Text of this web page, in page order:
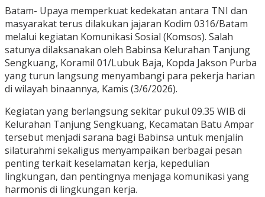
Batam- Upaya memperkuat kedekatan antara TNI dan
masyarakat terus dilakukan jajaran Kodim 0316/Batam
melalui kegiatan Komunikasi Sosial (Komsos). Salah
satunya dilaksanakan oleh Babinsa Kelurahan Tanjung
Sengkuang, Koramil 01/Lubuk Baja, Kopda Jakson Purba
yang turun langsung menyambangi para pekerja harian
di wilayah binaannya, Kamis (3/6/2026).
Kegiatan yang berlangsung sekitar pukul 09.35 WIB di
Kelurahan Tanjung Sengkuang, Kecamatan Batu Ampar
tersebut menjadi sarana bagi Babinsa untuk menjalin
silaturahmi sekaligus menyampaikan berbagai pesan
penting terkait keselamatan kerja, kepedulian
lingkungan, dan pentingnya menjaga komunikasi yang
harmonis di lingkungan kerja.